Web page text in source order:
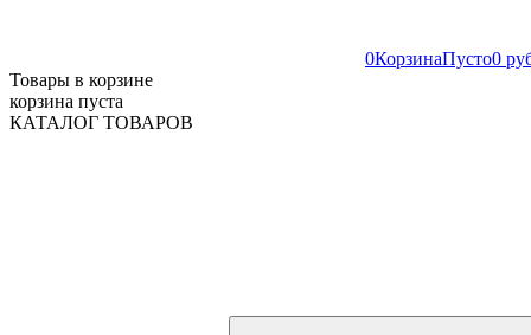
0КорзинаПусто0
Товары в корзине
корзина пуста
КАТАЛОГ ТОВАРОВ